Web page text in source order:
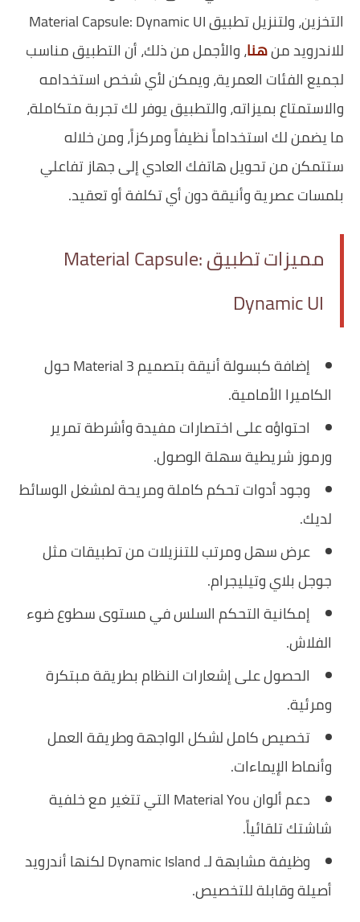
التخزين، ولتنزيل تطبيق Material Capsule: Dynamic UI
للاندرويد منهنا، والأجمل من ذلك، أن التطبيق مناسب
لجميع الفئات العمرية، ويمكن لأي شخص استخدامه
والاستمتاع بميزاته، والتطبيق يوفر لك تجربة متكاملة،
ما يضمن لك استخداماً نظيفاً ومركزاً، ومن خلاله
ستتمكن من تحويل هاتفك العادي إلى جهاز تفاعلي
بلمسات عصرية وأنيقة دون أي تكلفة أو تعقيد.
مميزات تطبيق Material Capsule:
Dynamic UI
إضافة كبسولة أنيقة بتصميم Material 3 حول
الكاميرا الأمامية.
احتواؤه على اختصارات مفيدة وأشرطة تمرير
ورموز شريطية سهلة الوصول.
وجود أدوات تحكم كاملة ومريحة لمشغل الوسائط
لديك.
عرض سهل ومرتب للتنزيلات من تطبيقات مثل
جوجل بلاي وتيليجرام.
إمكانية التحكم السلس في مستوى سطوع ضوء
الفلاش.
الحصول على إشعارات النظام بطريقة مبتكرة
ومرئية.
تخصيص كامل لشكل الواجهة وطريقة العمل
وأنماط الإيماءات.
دعم ألوان Material You التي تتغير مع خلفية
شاشتك تلقائياً.
وظيفة مشابهة لـ Dynamic Island لكنها أندرويد
أصيلة وقابلة للتخصيص.